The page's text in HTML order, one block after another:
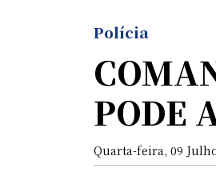
Polícia
PODE
Quarta-feira, 09